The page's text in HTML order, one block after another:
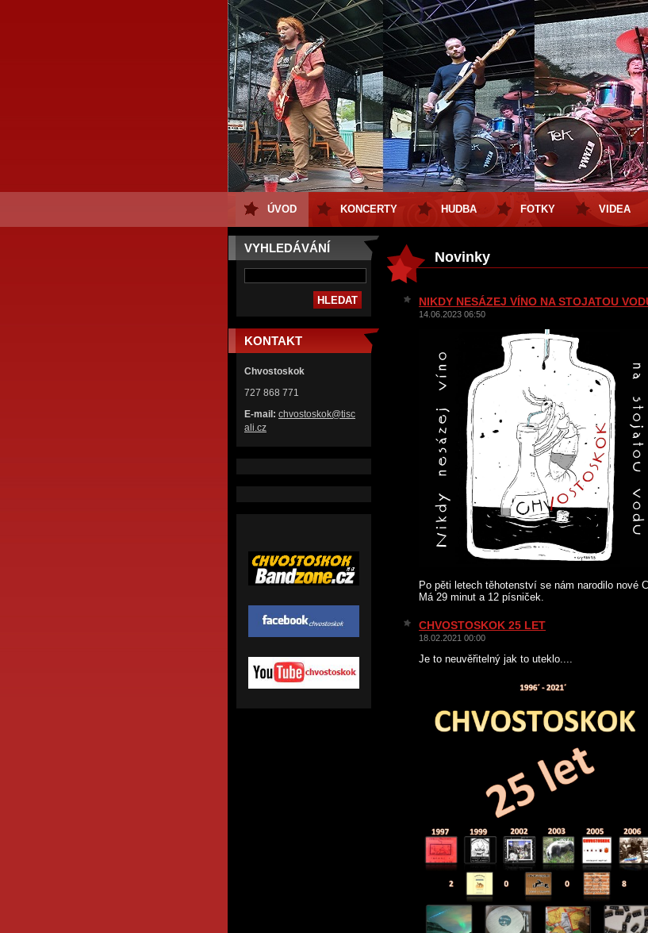
VYHLEDÁVÁNÍ
KONTAKT
Chvostoskok
727 868 771
E-mail: chvostoskok@tisc
ali.cz
Novinky
NIKDY NESÁZEJ VÍNO NA STOJATOU
14.06.2023 06:50
Po pěti letech těhotenství se nám narodilo nové
Má 29 minut a 12 písniček.
CHVOSTOSKOK 25 LET
18.02.2021 00:00
Je to neuvěřitelný jak to uteklo....
ÚVOD KONCERTY HUDBA FOTKY VIDEA